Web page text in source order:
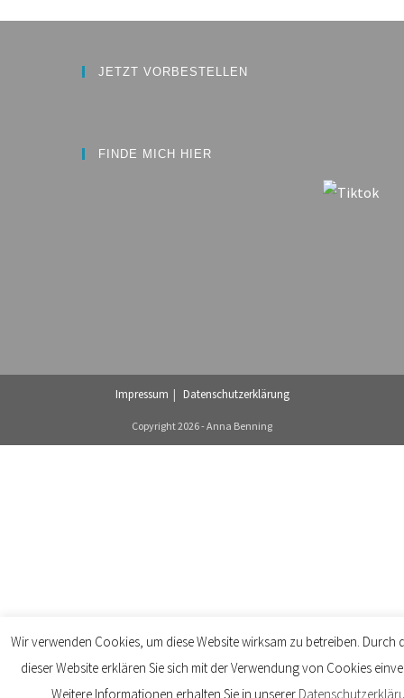
JETZT VORBESTELLEN
FINDE MICH HIER
Impressum Datenschutzerklärung
Copyright 2026 - Anna Benning
Wir verwenden Cookies, um diese Website wirksam zu betreiben. Durch
dieser Website erklären Sie sich mit der Verwendung von Cookies
Weitere Informationen erhalten Sie in unserer